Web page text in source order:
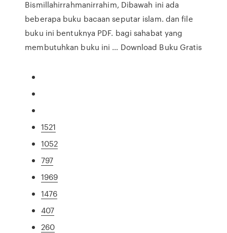
Bismillahirrahmanirrahim, Dibawah ini ada
beberapa buku bacaan seputar islam. dan file
buku ini bentuknya PDF. bagi sahabat yang
membutuhkan buku ini … Download Buku Gratis
1521
1052
797
1969
1476
407
260